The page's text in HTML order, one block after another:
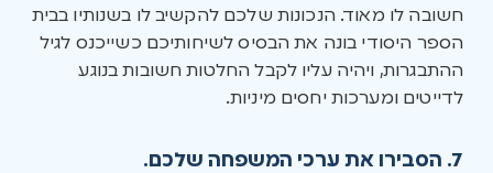
חשובה לו מאוד. הנכונות שלכם להקשיב לו בשנותיו בבית
הספר היסודי בונה את הבסיס לשיחותיכם כשייכנס לגיל
ההתבגרות, ויהיה עליו לקבל החלטות חשובות בנוגע
לדייטים ומערכות יחסים מיניות.
7. הסבירו את ערכי המשפחה שלכם.